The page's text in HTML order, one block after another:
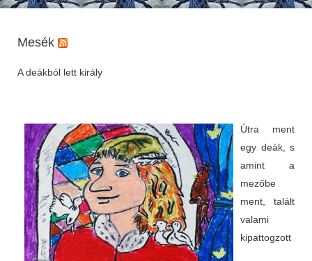
Mesék
A deákból lett király
Útra ment
egy deák, s
amint a
mezőbe
ment, talált
valami
kipattogzott